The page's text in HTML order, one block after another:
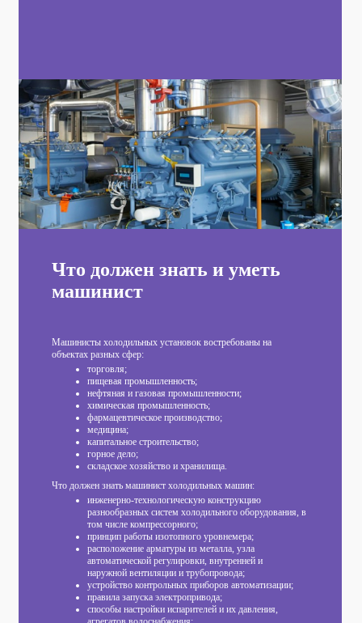
Что должен знать и уметь
машинист
Машинисты холодильных установок востребованы на
объектах разных сфер:
торговля;
пищевая промышленность;
нефтяная и газовая промышленности;
химическая промышленность;
фармацевтическое производство;
медицина;
капитальное строительство;
горное дело;
складское хозяйство и хранилища.
Что должен знать машинист холодильных машин:
инженерно-технологическую конструкцию
разнообразных систем холодильного оборудования, в
том числе компрессорного;
принцип работы изотопного уровнемера;
расположение арматуры из металла, узла
автоматической регулировки, внутренней и
наружной вентиляции и трубопровода;
устройство контрольных приборов автоматизации;
правила запуска электропривода;
способы настройки испарителей и их давления,